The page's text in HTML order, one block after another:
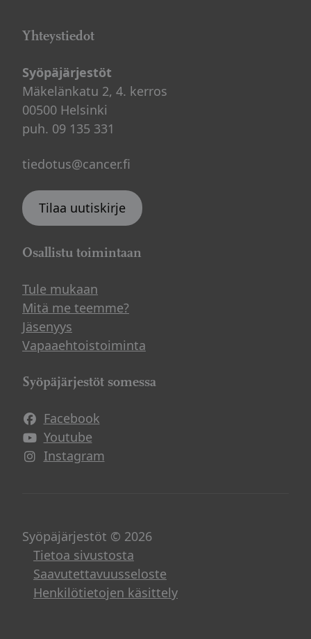
Yhteystiedot
Syöpäjärjestöt
Mäkelänkatu 2, 4. kerros
00500 Helsinki
puh. 09 135 331
tiedotus@cancer.fi
Tilaa uutiskirje
Osallistu toimintaan
Tule mukaan
Mitä me teemme?
Jäsenyys
Vapaaehtoistoiminta
Syöpäjärjestöt somessa
Facebook
Avautuu uuteen ikkunaan
Youtube
Avautuu uuteen ikkunaan
Instagram
Avautuu uuteen ikkunaan
Syöpäjärjestöt © 2026
Tietoa sivustosta
Saavutettavuusseloste
Henkilötietojen käsittely